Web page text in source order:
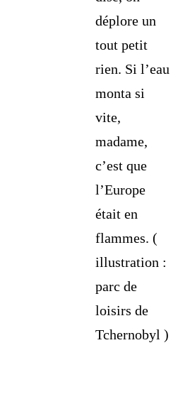
déplore un
tout petit
rien. Si l’eau
monta si
vite,
madame,
c’est que
l’Europe
était en
flammes. (
illustration :
parc de
loisirs de
Tchernobyl )